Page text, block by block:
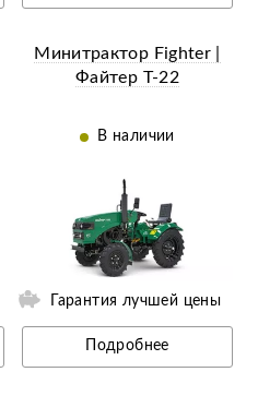
Минитрактор Fighter |
Файтер Т-22
В наличии
Гарантия лучшей цены
Подробнее